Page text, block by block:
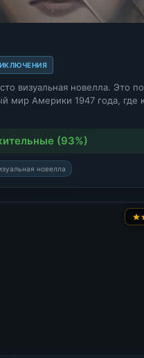
визуальная новелла. Это
мир Америки 1947 года, где
(93%)
новелла